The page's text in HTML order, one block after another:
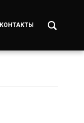
КОНТАКТЫ